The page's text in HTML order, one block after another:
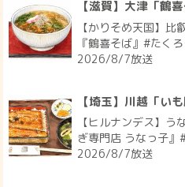
【滋賀】大津「鶴喜
【かりそめ天国】比
『鶴喜そば』#たく
2026/8/7放送
【埼玉】川越「い
【ヒルナンデス】う
ぎ専門店 うなっ子
2026/8/7放送